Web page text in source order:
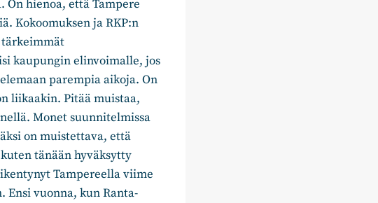
hienoa, että Tampere
Kokoomuksen ja RKP:n
kaupungin elinvoimalle, jos
parempia aikoja. On
liikaakin. Pitää muistaa,
Monet suunnitelmissa
on muistettava, että
tänään hyväksytty
Tampereella viime
Ensi vuonna, kun Ranta-